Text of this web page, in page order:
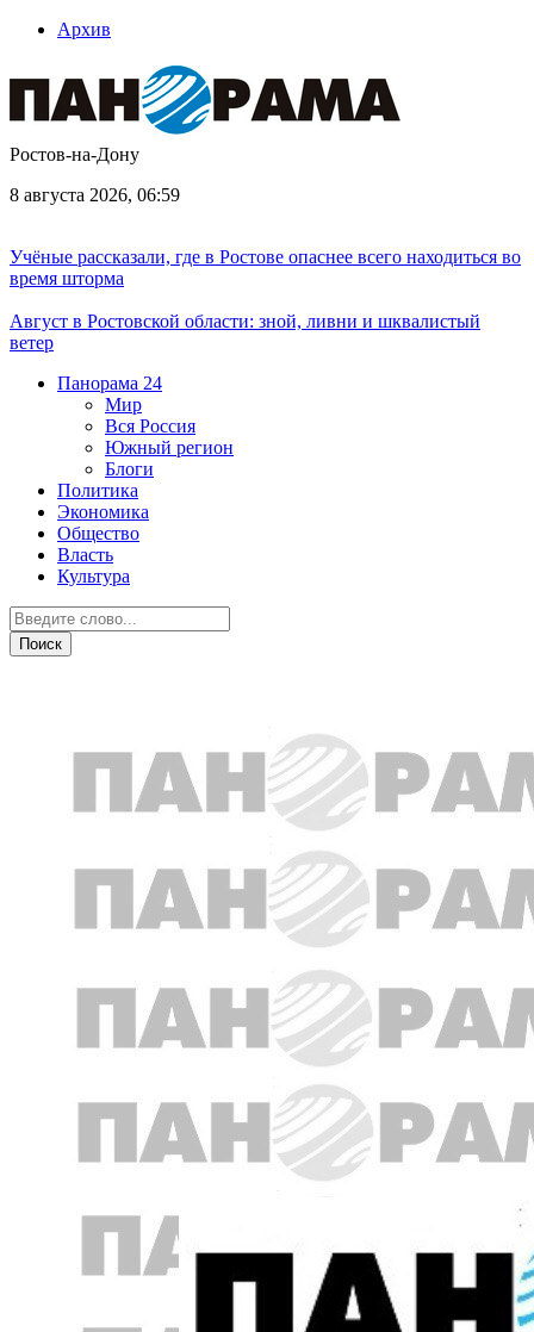
Архив
Ростов-на-Дону
8 августа 2026, 06:59
Учёные рассказали, где в Ростове опаснее всего находиться во
время шторма
Август в Ростовской области: зной, ливни и шквалистый
ветер
Панорама 24
Мир
Вся Россия
Южный регион
Блоги
Политика
Экономика
Общество
Власть
Культура